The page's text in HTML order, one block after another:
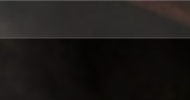
contenu